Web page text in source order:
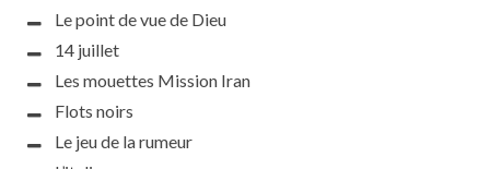
Le point de vue de Dieu
14 juillet
Les mouettes Mission Iran
Flots noirs
Le jeu de la rumeur